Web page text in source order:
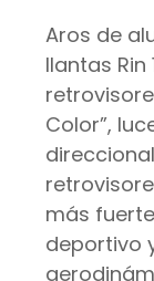
Aros de
llantas Rin
Color”,
más
deportivo